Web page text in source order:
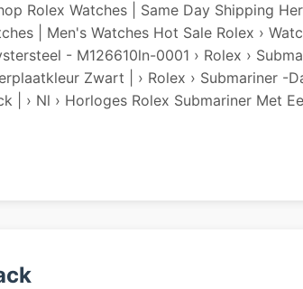
Rolex Watches | Same Day Shipping
| Men's Watches Hot Sale Rolex ›
- M126610ln-0001 › Rolex ›
Zwart | › Rolex › Submariner -
| › Nl › Horloges Rolex Submariner Met